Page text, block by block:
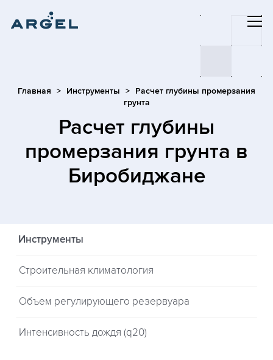
Главная Инструменты
Расчет глубины промерзания
грунта
Расчет глубины
промерзания грунта в
Биробиджане
Инструменты
Строительная климатология
Объем регулирующего резервуара
Интенсивность дождя (q20)